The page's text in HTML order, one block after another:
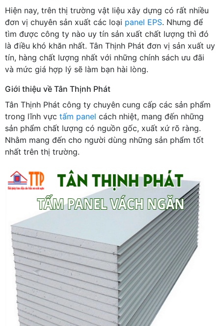
Hiện nay, trên thị trường vật liệu xây dựng có rất nhiều
đơn vị chuyên sản xuất các loại panel EPS. Nhưng để
tìm được công ty nào uy tín sản xuất chất lượng thì đó
là điều khó khăn nhất. Tân Thịnh Phát đơn vị sản xuất uy
tín, hàng chất lượng nhất với những chính sách ưu đãi
và mức giá hợp lý sẽ làm bạn hài lòng.
Giới thiệu về Tân Thịnh Phát
Tân Thịnh Phát công ty chuyên cung cấp các sản phẩm
trong lĩnh vực tấm panel cách nhiệt, mang đến những
sản phẩm chất lượng có nguồn gốc, xuất xứ rõ ràng.
Nhằm mang đến cho người dùng những sản phẩm tốt
nhất trên thị trường.